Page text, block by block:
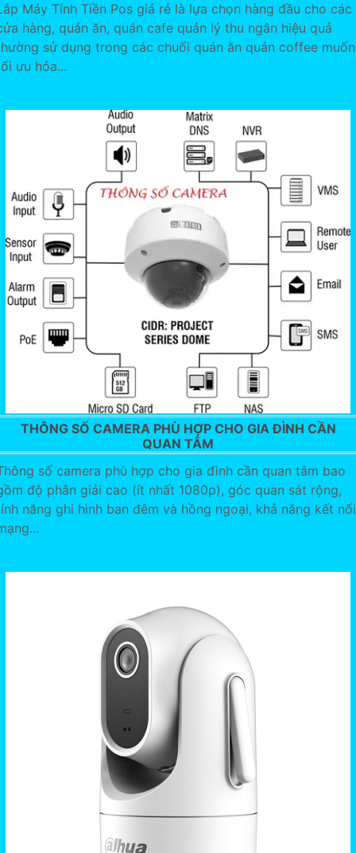
Máy Tính Tiền Pos giá rẻ là lựa chọn hàng đầu cho các
hàng, quán ăn, quán cafe quản lý thu ngân hiệu quả
sử dụng trong các chuổi quán ăn quán coffee muốn
ưu hóa...
THÔNG SỐ CAMERA PHÙ HỢP CHO GIA ĐÌNH CẦN
QUAN TÂM
số camera phù hợp cho gia đình cần quan tâm bao
độ phân giải cao (ít nhất 1080p), góc quan sát rộng,
năng ghi hình ban đêm và hồng ngoại, khả năng kết nối